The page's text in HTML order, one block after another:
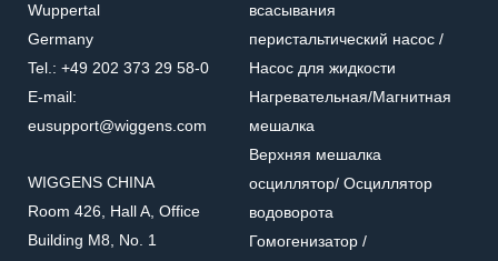
194225-01
фильтра
жидкости
Бутылка для сбора жидкости
Wuppertal
Germany
Tel.: +49 202 373 29 58-0
E-mail:
eusupport@wiggens.com
WIGGENS CHINA
Room 426, Hall A, Office
Building M8, No. 1
всасывания
перистальтический насос /
Насос для жидкости
Нагревательная/Mагнитная
мешалка
Верхняя мешалка
осциллятор/ Осциллятор
водоворота
Гомогенизатор /